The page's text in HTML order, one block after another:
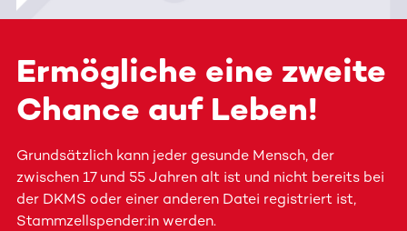
Ermögliche eine zweite
Chance auf Leben!
Grundsätzlich kann jeder gesunde Mensch, der
zwischen 17 und 55 Jahren alt ist und nicht bereits bei
der DKMS oder einer anderen Datei registriert ist,
Stammzellspender:in werden.